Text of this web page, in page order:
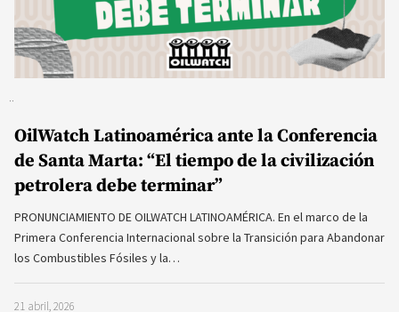
OilWatch Latinoamérica ante la Conferencia
de Santa Marta: “El tiempo de la civilización
petrolera debe terminar”
PRONUNCIAMIENTO DE OILWATCH LATINOAMÉRICA. En el marco de la
Primera Conferencia Internacional sobre la Transición para Abandonar
los Combustibles Fósiles y la…
21 abril, 2026